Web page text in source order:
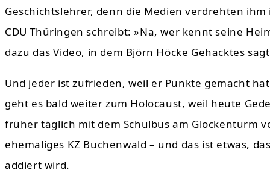
Geschichtslehrer, denn die Medien verdrehten
CDU Thüringen schreibt: »Na, wer kennt seine
dazu das Video, in dem Björn Höcke Gehacktes
Und jeder ist zufrieden, weil er Punkte gemacht
geht es bald weiter zum Holocaust, weil heute
früher täglich mit dem Schulbus am Glockenturm
ehemaliges KZ Buchenwald – und das ist etwas,
addiert wird.